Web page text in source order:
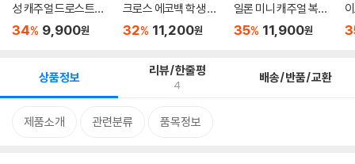
성 캐주얼 드로스트링
숄...
34% 9,900원
크로스 에코백 학생 데
일리...
32% 11,200원
일론 미니 캐주얼 복조
리 크...
35% 11,900원
상품정보 리뷰/한줄평
4 배송/반품/교환
제품소개 관련분류 품목정보